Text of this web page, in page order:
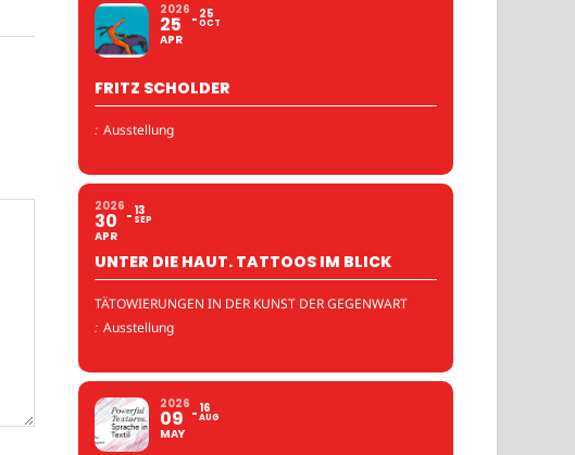
2026
25
APR
25
OCT
FRITZ SCHOLDER
: Ausstellung
2026
30
APR
13
SEP
UNTER DIE HAUT. TATTOOS IM BLICK
TÄTOWIERUNGEN IN DER KUNST DER GEGENWART
: Ausstellung
2026
09
MAY
16
AUG